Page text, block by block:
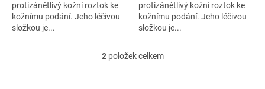
protizánětlivý kožní roztok ke
kožnímu podání. Jeho léčivou
složkou je...
protizánětlivý kožní roztok ke
kožnímu podání. Jeho léčivou
složkou je...
O
2položek celkem